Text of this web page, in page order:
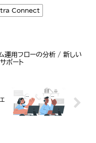
Connect
運用フローの分析 / 新しい
ポート